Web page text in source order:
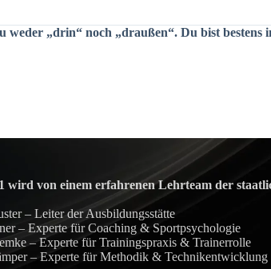
weder „drin“ noch „draußen“. Du bist bestens
wird von einem erfahrenen Lehrteam der
– Leiter der Ausbildungsstätte
– Experte für Coaching & Sportpsychologie
– Experte für Trainingspraxis & Trainerrolle
– Experte für Methodik & Technikentwicklung